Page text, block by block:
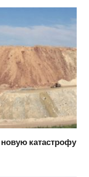
катастрофу